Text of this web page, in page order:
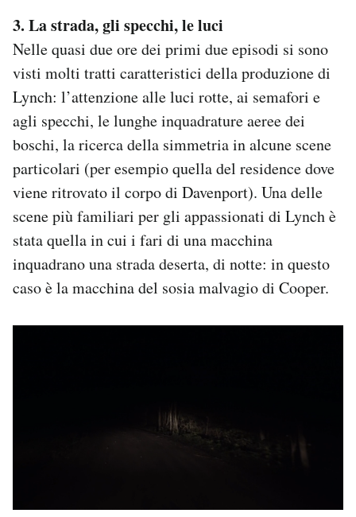
3. La strada, gli specchi, le luci
Nelle quasi due ore dei primi due episodi si sono
visti molti tratti caratteristici della produzione di
Lynch: l’attenzione alle luci rotte, ai semafori e
agli specchi, le lunghe inquadrature aeree dei
boschi, la ricerca della simmetria in alcune scene
particolari (per esempio quella del residence dove
viene ritrovato il corpo di Davenport). Una delle
scene più familiari per gli appassionati di Lynch è
stata quella in cui i fari di una macchina
inquadrano una strada deserta, di notte: in questo
caso è la macchina del sosia malvagio di Cooper.